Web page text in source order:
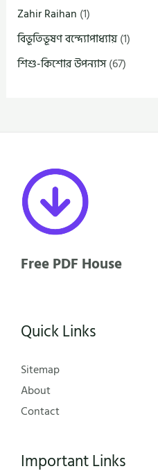
Zahir Raihan (1)
বিভূতিভূষণ বন্দ্যোপাধ্যায়(1)
শিশু-কিশোর উপন্যাস(67)
Free PDF House
Quick Links
Sitemap
About
Contact
Important Links